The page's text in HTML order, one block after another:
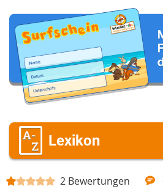
2 Bewertungen
Deine E-Mail-Adresse (wenn
möchtest)
Deine Nachricht
Lexikon